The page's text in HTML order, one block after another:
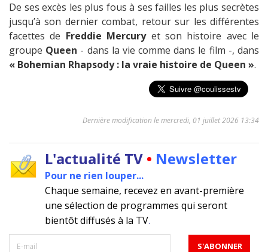
De ses excès les plus fous à ses failles les plus secrètes
jusqu’à son dernier combat, retour sur les différentes
facettes de Freddie Mercuryet son histoire avec le
groupe Queen - dans la vie comme dans le film -, dans
« Bohemian Rhapsody : la vraie histoire de Queen ».
Dernière modification le mercredi, 01 juillet 2026 13:34
L'actualité TV • Newsletter
Pour ne rien louper...
Chaque semaine, recevez en avant-première
une sélection de programmes qui seront
bientôt diffusés à la TV.